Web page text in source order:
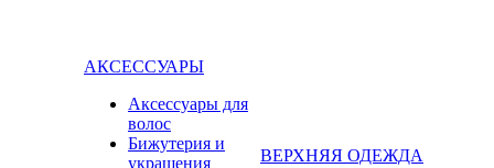
АКСЕССУАРЫ
Аксессуары для
волос
Бижутерия и
украшения
ВЕРХНЯЯ ОДЕЖДА